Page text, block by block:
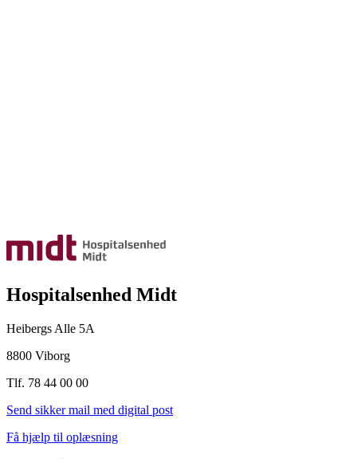
Hospitalsenhed Midt
Heibergs Alle 5A
8800 Viborg
Tlf. 78 44 00 00
Send sikker mail med digital post
Få hjælp til oplæsning